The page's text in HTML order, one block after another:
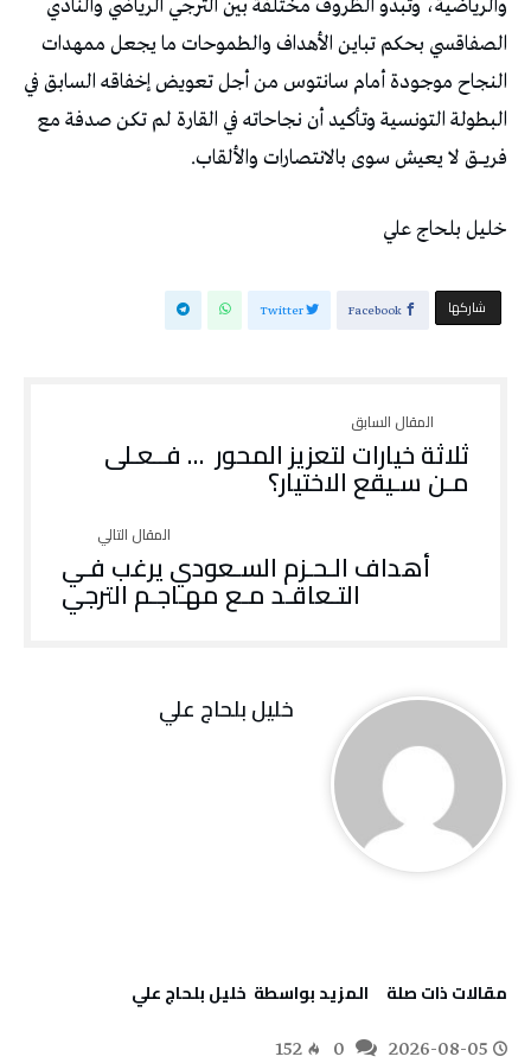
‬فريــــق‭ ‬لا‭ ‬يعيش‭ ‬سوى‭ ‬بالانتصارات‭ ‬والألقاب‭. ‬
خليل‭ ‬بلحاج‭ ‬علي
‫‫ شاركها‬ Facebook
Twitter
‬مـن‭ ‬سـيقع‭ ‬الاختيار؟
‬التـعاقـد‭ ‬مـع‭ ‬مهـاجـم‭ ‬الترجي
خليل‭ ‬بلحاج‭ ‬علي
‫مقالات ذات صلة‬ ‫‫المزيد بواسطة‬ ‬ خليل‭ ‬بلحاج‭ ‬علي
2026-08-05
152